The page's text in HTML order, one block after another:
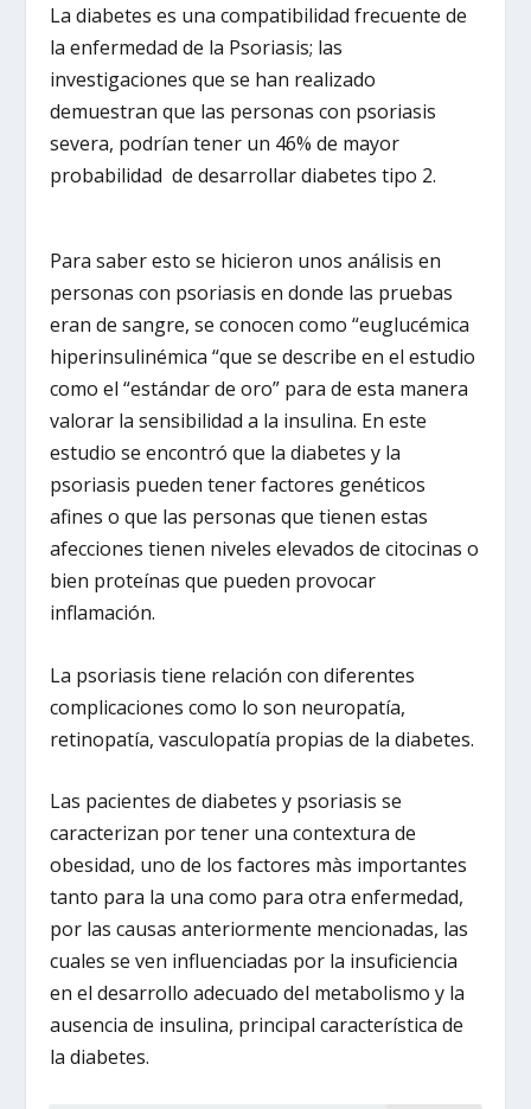
La diabetes es una compatibilidad frecuente de
la enfermedad de la Psoriasis; las
investigaciones que se han realizado
demuestran que las personas con psoriasis
severa, podrían tener un 46% de mayor
probabilidad de desarrollar diabetes tipo 2.
Para saber esto se hicieron unos análisis en
personas con psoriasis en donde las pruebas
eran de sangre, se conocen como “euglucémica
hiperinsulinémica “que se describe en el estudio
como el “estándar de oro” para de esta manera
valorar la sensibilidad a la insulina. En este
estudio se encontró que la diabetes y la
psoriasis pueden tener factores genéticos
afines o que las personas que tienen estas
afecciones tienen niveles elevados de citocinas o
bien proteínas que pueden provocar
inflamación.
La psoriasis tiene relación con diferentes
complicaciones como lo son neuropatía,
retinopatía, vasculopatía propias de la diabetes.
Las pacientes de diabetes y psoriasis se
caracterizan por tener una contextura de
obesidad, uno de los factores màs importantes
tanto para la una como para otra enfermedad,
por las causas anteriormente mencionadas, las
cuales se ven influenciadas por la insuficiencia
en el desarrollo adecuado del metabolismo y la
ausencia de insulina, principal característica de
la diabetes.